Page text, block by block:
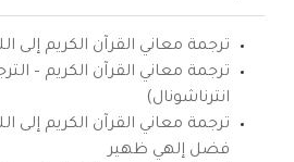
ترجمة معاني القرآن الكريم إلى
ترجمة معاني القرآن الكريم –
انترناشونال)
ترجمة معاني القرآن الكريم إلى
فضل إلهي ظهير